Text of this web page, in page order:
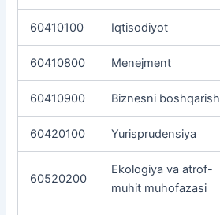
60410100 Iqtisodiyot
60410800 Menejment
60410900 Biznesni boshqarish
60420100 Yurisprudensiya
60520200
Ekologiya va atrof-
muhit muhofazasi